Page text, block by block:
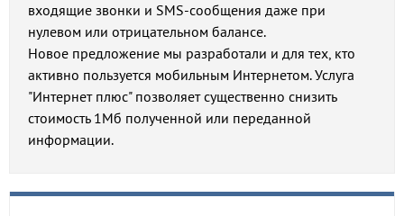
входящие звонки и SMS-сообщения даже при
нулевом или отрицательном балансе.
Новое предложение мы разработали и для тех, кто
активно пользуется мобильным Интернетом. Услуга
"Интернет плюс" позволяет существенно снизить
стоимость 1Мб полученной или переданной
информации.